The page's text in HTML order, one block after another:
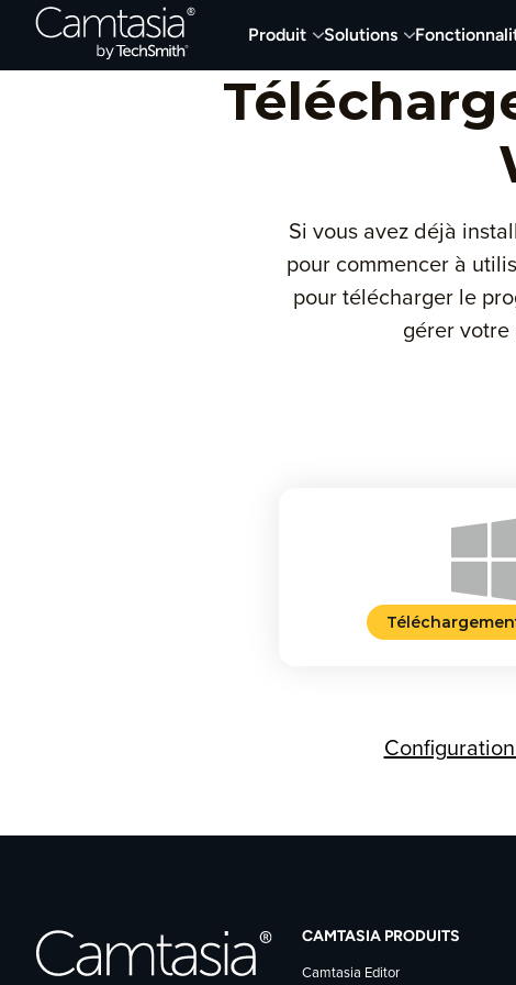
Passer
directement
Produit Solutions
Si vous avez déjà
pour commencer à
pour télécharger le
gérer votre
CAMTASIA PRODUITS
Camtasia Editor